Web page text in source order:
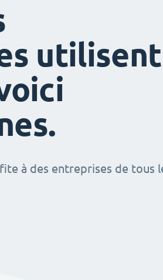
utilisent
à des entreprises de tous